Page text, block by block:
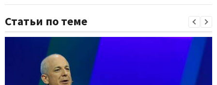
Статьи по теме